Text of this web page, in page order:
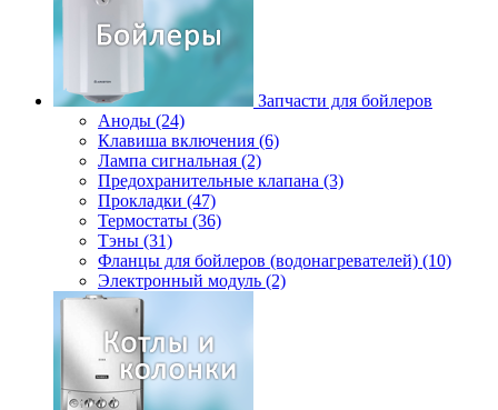
Запчасти для бойлеров
Аноды (24)
Клавиша включения (6)
Лампа сигнальная (2)
Предохранительные клапана (3)
Прокладки (47)
Термостаты (36)
Тэны (31)
Фланцы для бойлеров (водонагревателей) (10)
Электронный модуль (2)